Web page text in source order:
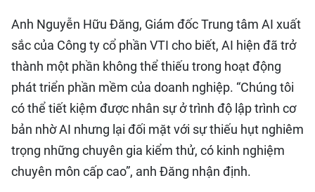
Anh Nguyễn Hữu Đăng, Giám đốc Trung tâm AI xuất
sắc của Công ty cổ phần VTI cho biết, AI hiện đã trở
thành một phần không thể thiếu trong hoạt động
phát triển phần mềm của doanh nghiệp. “Chúng tôi
có thể tiết kiệm được nhân sự ở trình độ lập trình cơ
bản nhờ AI nhưng lại đối mặt với sự thiếu hụt nghiêm
trọng những chuyên gia kiểm thử, có kinh nghiệm
chuyên môn cấp cao”, anh Đăng nhận định.